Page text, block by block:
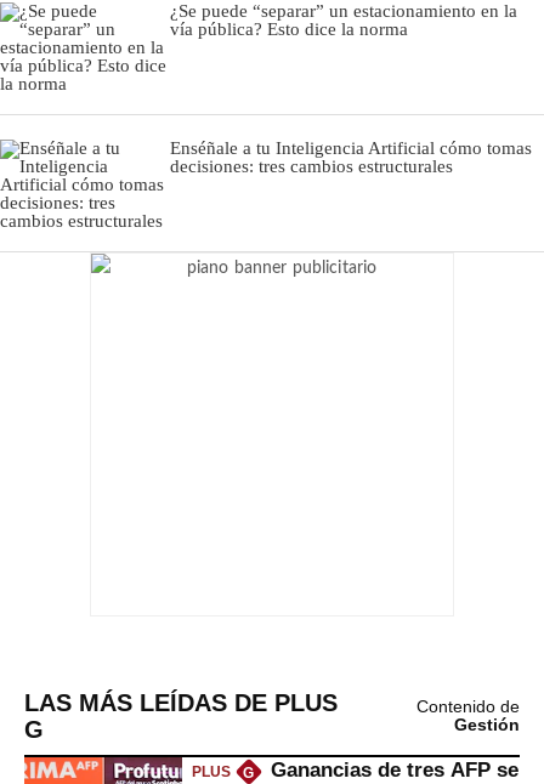
¿Se puede “separar” un estacionamiento en la
vía pública? Esto dice la norma
Enséñale a tu Inteligencia Artificial cómo tomas
decisiones: tres cambios estructurales
LAS MÁS LEÍDAS DE PLUS
G
Contenido de
Gestión
PLUS G
Ganancias de tres AFP se